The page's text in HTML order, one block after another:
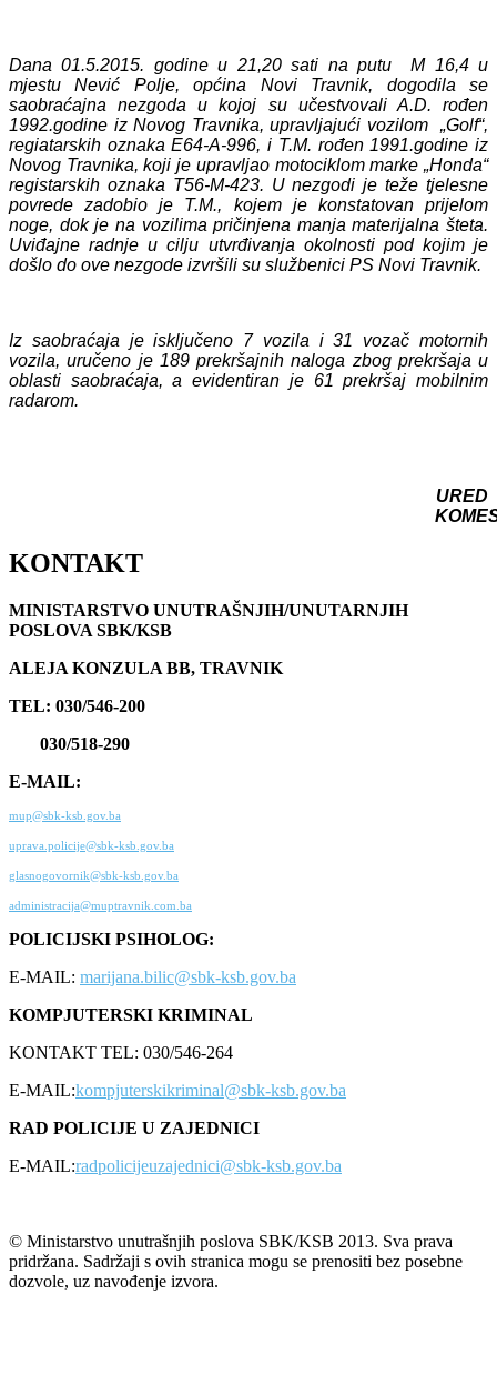
Dana 01.5.2015. godine u 21,20 sati na putu M 16,4 u
mjestu Nević Polje, općina Novi Travnik, dogodila se
saobraćajna nezgoda u kojoj su učestvovali A.D. rođen
1992.godine iz Novog Travnika, upravljajući vozilom „Golf“,
regiatarskih oznaka E64-A-996, i T.M. rođen 1991.godine iz
Novog Travnika, koji je upravljao motociklom marke „Honda“
registarskih oznaka T56-M-423. U nezgodi je teže tjelesne
povrede zadobio je T.M., kojem je konstatovan prijelom
noge, dok je na vozilima pričinjena manja materijalna šteta.
Uviđajne radnje u cilju utvrđivanja okolnosti pod kojim je
došlo do ove nezgode izvršili su službenici PS Novi Travnik.
Iz saobraćaja je isključeno 7 vozila i 31 vozač motornih
vozila, uručeno je 189 prekršajnih naloga zbog prekršaja u
oblasti saobraćaja, a evidentiran je 61 prekršaj mobilnim
radarom.
URED
KONTAKT
MINISTARSTVO UNUTRAŠNJIH/UNUTARNJIH
POSLOVA SBK/KSB
ALEJA KONZULA BB, TRAVNIK
TEL: 030/546-200
030/518-290
E-MAIL:
mup@sbk-ksb.gov.ba
uprava.policije@sbk-ksb.gov.ba
glasnogovornik@sbk-ksb.gov.ba
administracija@muptravnik.com.ba
POLICIJSKI PSIHOLOG:
E-MAIL: marijana.bilic@sbk-ksb.gov.ba
KOMPJUTERSKI KRIMINAL
KONTAKT TEL: 030/546-264
E-MAIL:kompjuterskikriminal@sbk-ksb.gov.ba
RAD POLICIJE U ZAJEDNICI
E-MAIL:radpolicijeuzajednici@sbk-ksb.gov.ba
© Ministarstvo unutrašnjih poslova SBK/KSB 2013. Sva prava
pridržana. Sadržaji s ovih stranica mogu se prenositi bez posebne
dozvole, uz navođenje izvora.